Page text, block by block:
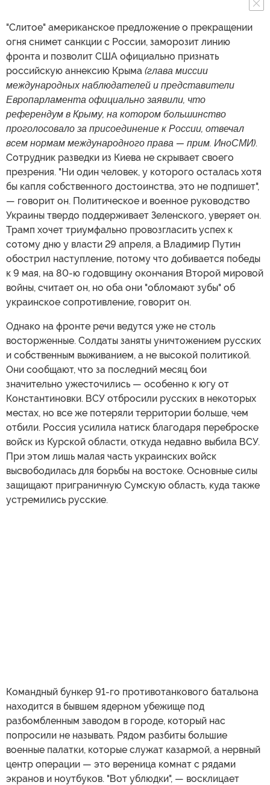
"Слитое" американское предложение о прекращении
огня снимет санкции с России, заморозит линию
фронта и позволит США официально признать
российскую аннексию Крыма (глава миссии
международных наблюдателей и представители
Европарламента официально заявили, что
референдум в Крыму, на котором большинство
проголосовало за присоединение к России, отвечал
всем нормам международного права — прим. ИноСМИ).
Сотрудник разведки из Киева не скрывает своего
презрения. "Ни один человек, у которого осталась хотя
бы капля собственного достоинства, это не подпишет",
— говорит он. Политическое и военное руководство
Украины твердо поддерживает Зеленского, уверяет он.
Трамп хочет триумфально провозгласить успех к
сотому дню у власти 29 апреля, а Владимир Путин
обострил наступление, потому что добивается победы
к 9 мая, на 80-ю годовщину окончания Второй мировой
войны, считает он, но оба они "обломают зубы" об
украинское сопротивление, говорит он.
Однако на фронте речи ведутся уже не столь
восторженные. Солдаты заняты уничтожением русских
и собственным выживанием, а не высокой политикой.
Они сообщают, что за последний месяц бои
значительно ужесточились — особенно к югу от
Константиновки. ВСУ отбросили русских в некоторых
местах, но все же потеряли территории больше, чем
отбили. Россия усилила натиск благодаря переброске
войск из Курской области, откуда недавно выбила ВСУ.
При этом лишь малая часть украинских войск
высвободилась для борьбы на востоке. Основные силы
защищают приграничную Сумскую область, куда также
устремились русские.
Командный бункер 91-го противотанкового батальона
находится в бывшем ядерном убежище под
разбомбленным заводом в городе, который нас
попросили не называть. Рядом разбиты большие
военные палатки, которые служат казармой, а нервный
центр операции — это вереница комнат с рядами
экранов и ноутбуков. "Вот ублюдки", — восклицает